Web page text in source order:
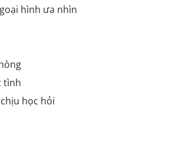
hình ưa nhìn
tình
học hỏi